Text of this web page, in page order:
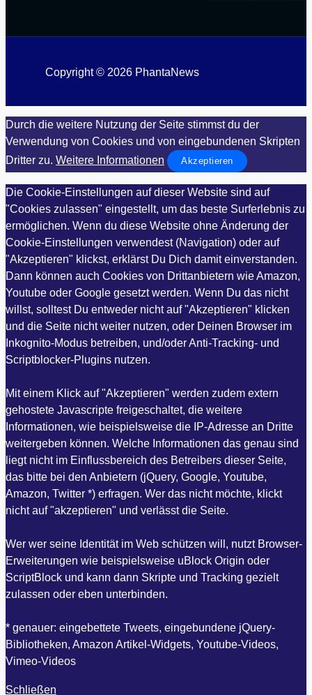
Copyright © 2026 PhantaNews
Durch die weitere Nutzung der Seite stimmst du der
Verwendung von Cookies und von eingebundenen Skripten
Dritter zu. Weitere Informationen Akzeptieren
Die Cookie-Einstellungen auf dieser Website sind auf
"Cookies zulassen" eingestellt, um das beste Surferlebnis zu
ermöglichen. Wenn du diese Website ohne Änderung der
Cookie-Einstellungen verwendest (Navigation) oder auf
"Akzeptieren" klickst, erklärst Du Dich damit einverstanden.
Dann können auch Cookies von Drittanbietern wie Amazon,
Youtube oder Google gesetzt werden. Wenn Du das nicht
willst, solltest Du entweder nicht auf "Akzeptieren" klicken
und die Seite nicht weiter nutzen, oder Deinen Browser im
Inkognito-Modus betreiben, und/oder Anti-Tracking- und
Scriptblocker-Plugins nutzen.
Mit einem Klick auf "Akzeptieren" werden zudem extern
gehostete Javascripte freigeschaltet, die weitere
Informationen, wie beispielsweise die IP-Adresse an Dritte
weitergeben können. Welche Informationen das genau sind
liegt nicht im Einflussbereich des Betreibers dieser Seite,
das bitte bei den Anbietern (jQuery, Google, Youtube,
Amazon, Twitter *) erfragen. Wer das nicht möchte, klickt
nicht auf "akzeptieren" und verlässt die Seite.
Wer wer seine Identität im Web schützen will, nutzt Browser-
Erweiterungen wie beispielsweise uBlock Origin oder
ScriptBlock und kann dann Skripte und Tracking gezielt
zulassen oder eben unterbinden.
* genauer: eingebettete Tweets, eingebundene jQuery-
Bibliotheken, Amazon Artikel-Widgets, Youtube-Videos,
Vimeo-Videos
Schließen